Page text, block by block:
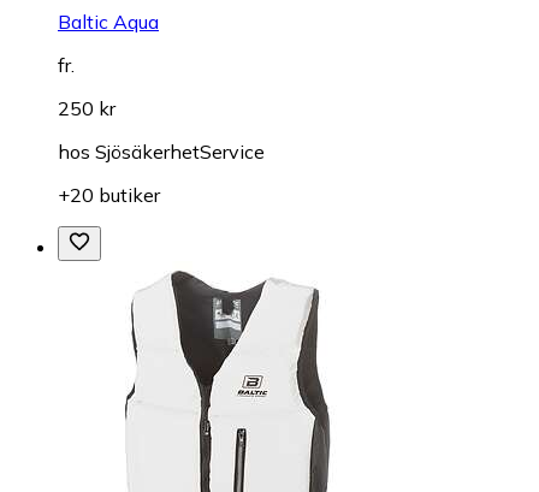
Baltic Aqua
fr.
250 kr
hos SjösäkerhetService
+20 butiker